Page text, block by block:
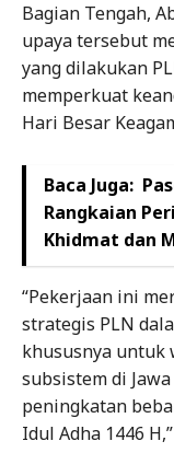
Bagian Tengah,
upaya tersebut
yang dilakukan
memperkuat
Hari Besar
Baca Juga:
Rangkaian
Khidmat dan
“Pekerjaan ini
strategis PLN
khususnya untuk
subsistem di
peningkatan
Idul Adha 1446